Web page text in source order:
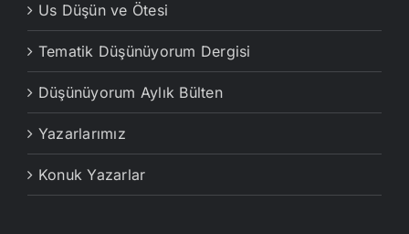
Us Düşün ve Ötesi
Tematik Düşünüyorum Dergisi
Düşünüyorum Aylık Bülten
Yazarlarımız
Konuk Yazarlar